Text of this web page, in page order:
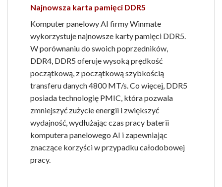
Najnowsza karta pamięci DDR5
Komputer panelowy AI firmy Winmate
wykorzystuje najnowsze karty pamięci DDR5.
W porównaniu do swoich poprzedników,
DDR4, DDR5 oferuje wysoką prędkość
początkową, z początkową szybkością
transferu danych 4800 MT/s. Co więcej, DDR5
posiada technologię PMIC, która pozwala
zmniejszyć zużycie energii i zwiększyć
wydajność, wydłużając czas pracy baterii
komputera panelowego AI i zapewniając
znaczące korzyści w przypadku całodobowej
pracy.